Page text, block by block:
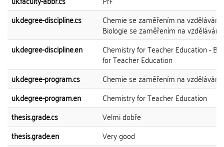
uk.degree-discipline.cs
Chemie se zaměřením na vzdělávání -
Biologie se zaměřením na vzdělávání
uk.degree-discipline.en
Chemistry for Teacher Education -
for Teacher Education
uk.degree-program.cs
Chemie se zaměřením na vzdělávání
uk.degree-program.en
Chemistry for Teacher Education
thesis.grade.cs
Velmi dobře
thesis.grade.en
Very good